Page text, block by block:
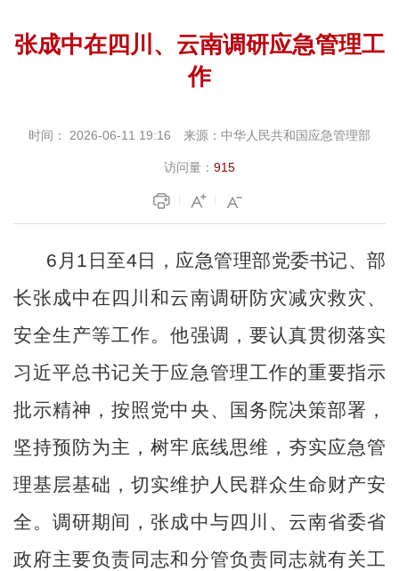
张成中在四川、云南调研应急管理工
作
时间： 2026-06-11 19:16 来源： 中华人民共和国应急管理部
访问量： 915
6月1日至4日，应急管理部党委书记、部
长张成中在四川和云南调研防灾减灾救灾、
安全生产等工作。他强调，要认真贯彻落实
习近平总书记关于应急管理工作的重要指示
批示精神，按照党中央、国务院决策部署，
坚持预防为主，树牢底线思维，夯实应急管
理基层基础，切实维护人民群众生命财产安
全。调研期间，张成中与四川、云南省委省
政府主要负责同志和分管负责同志就有关工